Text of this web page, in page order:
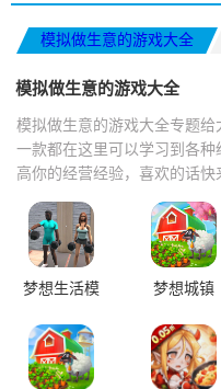
模拟做生意的游戏大全
模拟做生意的游戏大全
模拟做生意的游戏大全专题
一款都在这里可以学习到各
高你的经营经验，喜欢的话快
梦想生活模
梦想城镇